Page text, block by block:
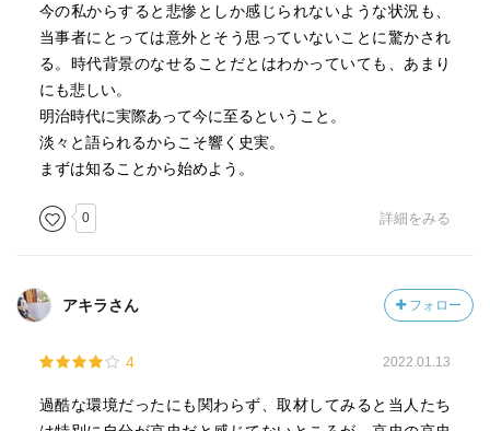
みたい……と思ってしまった。
今の私からすると悲惨としか感じられないような状況も、
当事者にとっては意外とそう思っていないことに驚かされ
る。時代背景のなせることだとはわかっていても、あまり
にも悲しい。
明治時代に実際あって今に至るということ。
淡々と語られるからこそ響く史実。
まずは知ることから始めよう。
0 詳細をみる
アキラさん フォロー
4 2022.01.13
過酷な環境だったにも関わらず、取材してみると当人たち